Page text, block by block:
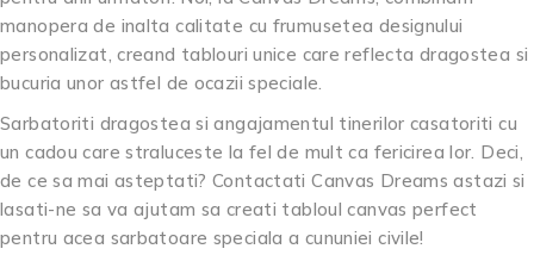
manopera de inalta calitate cu frumusetea designului
personalizat, creand tablouri unice care reflecta dragostea si
bucuria unor astfel de ocazii speciale.
Sarbatoriti dragostea si angajamentul tinerilor casatoriti cu
un cadou care straluceste la fel de mult ca fericirea lor. Deci,
de ce sa mai asteptati? Contactati Canvas Dreams astazi si
lasati-ne sa va ajutam sa creati tabloul canvas perfect
pentru acea sarbatoare speciala a cununiei civile!